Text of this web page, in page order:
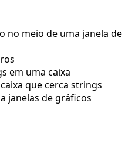
no meio de uma janela de
em uma caixa
que cerca strings
janelas de gráficos